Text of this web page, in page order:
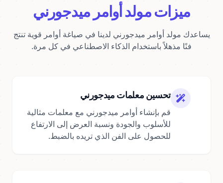
ميزات مولد أوامر ميدجورني
يساعدك مولد أوامر ميدجورني لدينا في صياغة أوامر قوية تنتج
فنًا مذهلاً باستخدام الذكاء الاصطناعي في كل مرة.
تحسين معلمات ميدجورني
قم بإنشاء أوامر ميدجورني مع معلمات مثالية
للأسلوب والجودة ونسبة العرض إلى الارتفاع
للحصول على الفن الذي تريده بالضبط.